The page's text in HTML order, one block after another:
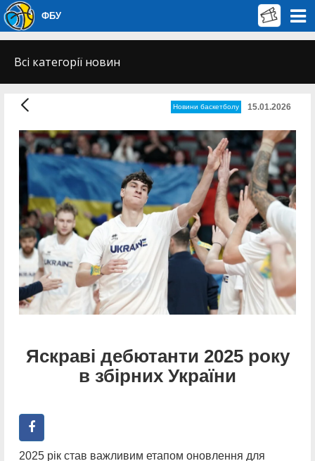
ФБУ
Всі категорії новин
Новини баскетболу 15.01.2026
Яскраві дебютанти 2025 року
в збірних України
2025 рік став важливим етапом оновлення для